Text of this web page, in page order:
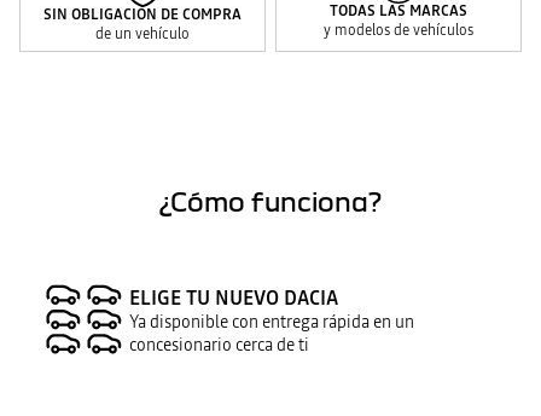
SIN OBLIGACIÓN DE COMPRA
de un vehículo
TODAS LAS MARCAS
y modelos de vehículos
¿Cómo funciona?
ELIGE TU NUEVO DACIA
Ya disponible con entrega rápida en un
concesionario cerca de ti